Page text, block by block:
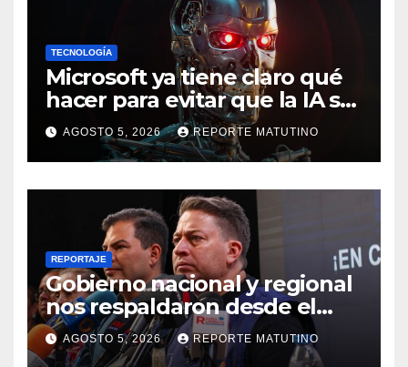
TECNOLOGÍA
Microsoft ya tiene claro qué
hacer para evitar que la IA se
salga de control
AGOSTO 5, 2026 REPORTE MATUTINO
REPORTAJE
Gobierno nacional y regional
nos respaldaron desde el
primer momento tras
terremotos del 24J
AGOSTO 5, 2026 REPORTE MATUTINO